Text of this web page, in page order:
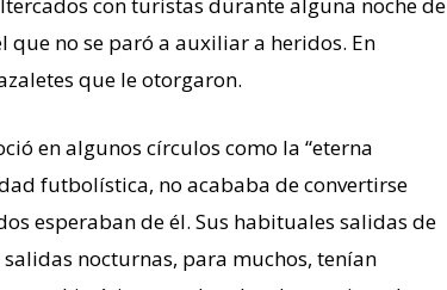
que no se paró a auxiliar a heridos. En
que le otorgaron.
en algunos círculos como la “eterna
futbolística, no acababa de convertirse
esperaban de él. Sus habituales salidas de
nocturnas, para muchos, tenían